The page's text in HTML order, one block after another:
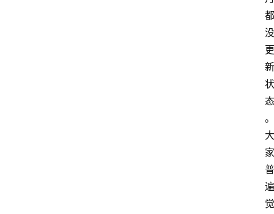
都
没
更
新
状
态
。
大
家
普
遍
觉